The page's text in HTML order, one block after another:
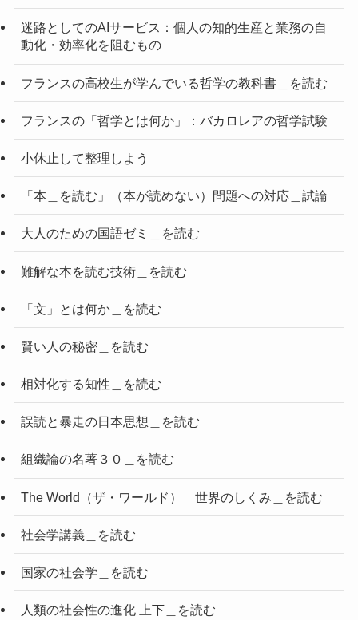
迷路としてのAIサービス：個人の知的生産と業務の自
動化・効率化を阻むもの
フランスの高校生が学んでいる哲学の教科書＿を読む
フランスの「哲学とは何か」：バカロレアの哲学試験
小休止して整理しよう
「本＿を読む」（本が読めない）問題への対応＿試論
大人のための国語ゼミ＿を読む
難解な本を読む技術＿を読む
「文」とは何か＿を読む
賢い人の秘密＿を読む
相対化する知性＿を読む
誤読と暴走の日本思想＿を読む
組織論の名著３０＿を読む
The World（ザ・ワールド） 世界のしくみ＿を読む
社会学講義＿を読む
国家の社会学＿を読む
人類の社会性の進化 上下＿を読む